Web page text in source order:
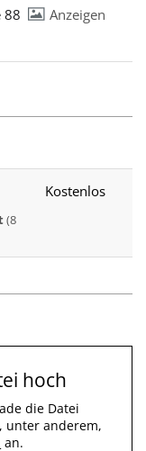
88
Anzeigen
(8
Kostenlos
hoch
die Datei
unter anderem,
an.